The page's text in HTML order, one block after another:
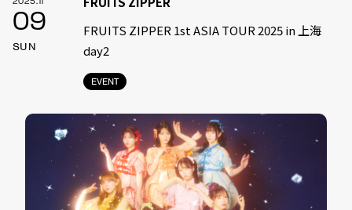
09
SUN
EVENT
FRUITS ZIPPER 1st ASIA TOUR 2025 in 上海
day2